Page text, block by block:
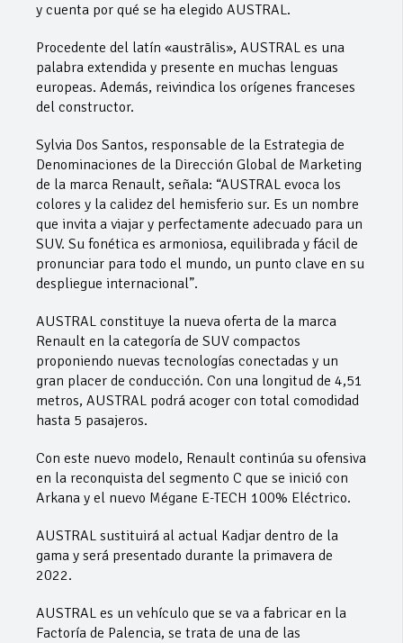
y cuenta por qué se ha elegido AUSTRAL.
Procedente del latín «austrālis», AUSTRAL es una
palabra extendida y presente en muchas lenguas
europeas. Además, reivindica los orígenes franceses
del constructor.
Sylvia Dos Santos, responsable de la Estrategia de
Denominaciones de la Dirección Global de Marketing
de la marca Renault, señala: “AUSTRAL evoca los
colores y la calidez del hemisferio sur. Es un nombre
que invita a viajar y perfectamente adecuado para un
SUV. Su fonética es armoniosa, equilibrada y fácil de
pronunciar para todo el mundo, un punto clave en su
despliegue internacional”.
AUSTRAL constituye la nueva oferta de la marca
Renault en la categoría de SUV compactos
proponiendo nuevas tecnologías conectadas y un
gran placer de conducción. Con una longitud de 4,51
metros, AUSTRAL podrá acoger con total comodidad
hasta 5 pasajeros.
Con este nuevo modelo, Renault continúa su ofensiva
en la reconquista del segmento C que se inició con
Arkana y el nuevo Mégane E-TECH 100% Eléctrico.
AUSTRAL sustituirá al actual Kadjar dentro de la
gama y será presentado durante la primavera de
2022.
AUSTRAL es un vehículo que se va a fabricar en la
Factoría de Palencia, se trata de una de las